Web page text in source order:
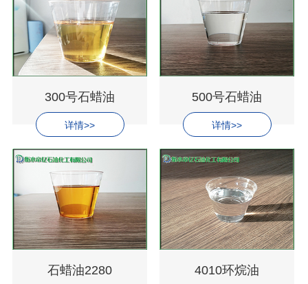
300号石蜡油
详情>>
500号石蜡油
详情>>
石蜡油2280 4010环烷油